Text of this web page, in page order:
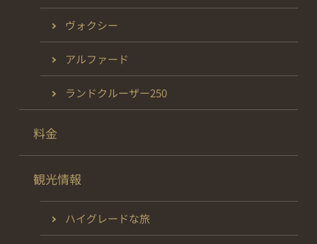
ヴォクシー
アルファード
ランドクルーザー250
料金
観光情報
ハイグレードな旅